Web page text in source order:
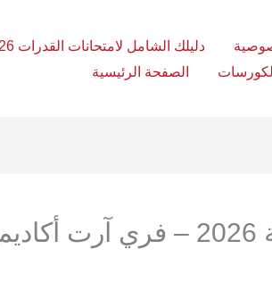
دليلك الشامل لامتحانات القدرات 2026 | أكاديمية فري آرت
الكورسات الصفحة الرئيسية